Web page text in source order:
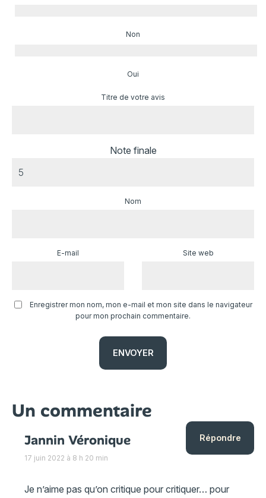
Non
Oui
Titre de votre avis
Note finale
Nom
E-mail Site web
Enregistrer mon nom, mon e-mail et mon site dans le navigateur
pour mon prochain commentaire.
Un commentaire
Jannin Véronique
17 juin 2022 à 8 h 20 min
Je n’aime pas qu’on critique pour critiquer… pour
Répondre